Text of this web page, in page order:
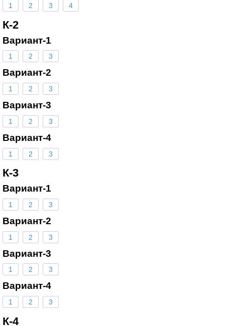
1 2 3 4
К-2
Вариант-1
1 2 3
Вариант-2
1 2 3
Вариант-3
1 2 3
Вариант-4
1 2 3
К-3
Вариант-1
1 2 3
Вариант-2
1 2 3
Вариант-3
1 2 3
Вариант-4
1 2 3
К-4